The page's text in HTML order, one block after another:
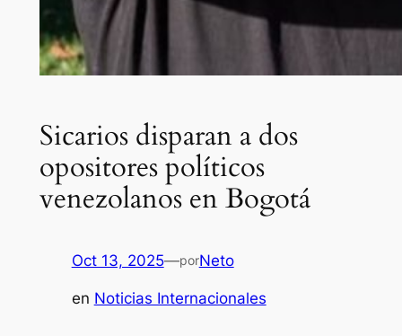
Sicarios disparan a dos
opositores políticos
venezolanos en Bogotá
Oct 13, 2025—porNeto
en Noticias Internacionales